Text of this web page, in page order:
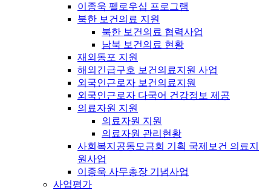
이종욱 펠로우십 프로그램
북한 보건의료 지원
북한 보건의료 협력사업
남북 보건의료 현황
재외동포 지원
해외긴급구호 보건의료지원 사업
외국인근로자 보건의료지원
외국인근로자 다국어 건강정보 제공
의료자원 지원
의료자원 지원
의료자원 관리현황
사회복지공동모금회 기획 국제보건 의료지
원사업
이종욱 사무총장 기념사업
사업평가